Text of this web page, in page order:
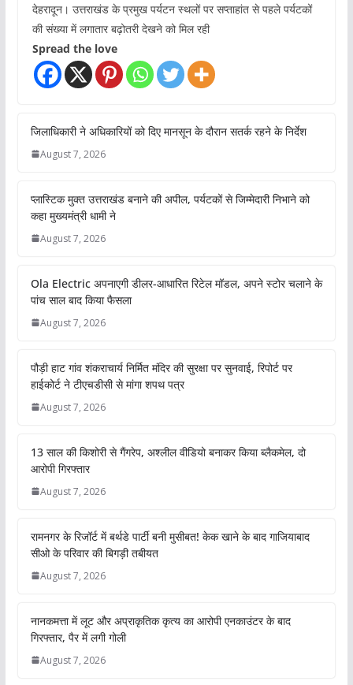
देहरादून। उत्तराखंड के प्रमुख पर्यटन स्थलों पर सप्ताहांत से पहले पर्यटकों
की संख्या में लगातार बढ़ोतरी देखने को मिल रही
Spread the love
जिलाधिकारी ने अधिकारियों को दिए मानसून के दौरान सतर्क रहने के निर्देश
August 7, 2026
प्लास्टिक मुक्त उत्तराखंड बनाने की अपील, पर्यटकों से जिम्मेदारी निभाने को
कहा मुख्यमंत्री धामी ने
August 7, 2026
Ola Electric अपनाएगी डीलर-आधारित रिटेल मॉडल, अपने स्टोर चलाने के
पांच साल बाद किया फैसला
August 7, 2026
पौड़ी हाट गांव शंकराचार्य निर्मित मंदिर की सुरक्षा पर सुनवाई, रिपोर्ट पर
हाईकोर्ट ने टीएचडीसी से मांगा शपथ पत्र
August 7, 2026
13 साल की किशोरी से गैंगरेप, अश्लील वीडियो बनाकर किया ब्लैकमेल, दो
आरोपी गिरफ्तार
August 7, 2026
रामनगर के रिजॉर्ट में बर्थडे पार्टी बनी मुसीबत! केक खाने के बाद गाजियाबाद
सीओ के परिवार की बिगड़ी तबीयत
August 7, 2026
नानकमत्ता में लूट और अप्राकृतिक कृत्य का आरोपी एनकाउंटर के बाद
गिरफ्तार, पैर में लगी गोली
August 7, 2026